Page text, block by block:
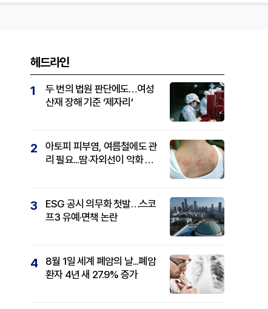
헤드라인
1
두 번의 법원 판단에도…여성
산재 장해 기준 ‘제자리’
2
아토피 피부염, 여름철에도 관
리 필요...땀·자외선이 악화 요
3
ESG 공시 의무화 첫발…스코
프3 유예·면책 논란
4
8월 1일 세계 폐암의 날...폐암
환자 4년 새 27.9% 증가